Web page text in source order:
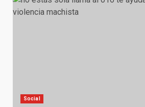
Social